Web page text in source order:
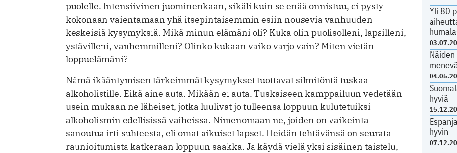
Yli 80
hyviä
hyvin
puolelle. Intensiivinen juominenkaan, sikäli kuin se enää onnistuu, ei pysty
kokonaan vaientamaan yhä itsepintaisemmin esiin nousevia vanhuuden
keskeisiä kysymyksiä. Mikä minun elämäni oli? Kuka olin puolisolleni, lapsilleni,
ystävilleni, vanhemmilleni? Olinko kukaan vaiko varjo vain? Miten vietän
loppuelämäni?
Nämä ikääntymisen tärkeimmät kysymykset tuottavat silmitöntä tuskaa
alkoholistille. Eikä aine auta. Mikään ei auta. Tuskaiseen kamppailuun vedetään
usein mukaan ne läheiset, jotka luulivat jo tulleensa loppuun kulutetuiksi
alkoholismin edellisissä vaiheissa. Nimenomaan ne, joiden on vaikeinta
sanoutua irti suhteesta, eli omat aikuiset lapset. Heidän tehtävänsä on seurata
raunioitumista katkeraan loppuun saakka. Ja käydä vielä yksi sisäinen taistelu,